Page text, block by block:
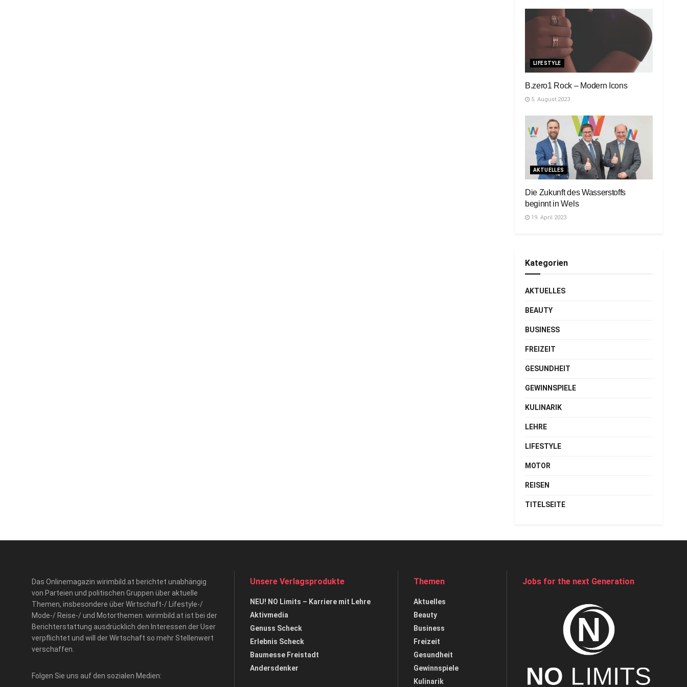
LIFESTYLE
B.zero1 Rock – Modern Icons
5. August 2023
AKTUELLES
Die Zukunft des Wasserstoffs
beginnt in Wels
19. April 2023
Kategorien
AKTUELLES
BEAUTY
BUSINESS
FREIZEIT
GESUNDHEIT
GEWINNSPIELE
KULINARIK
LEHRE
LIFESTYLE
MOTOR
REISEN
TITELSEITE
Das Onlinemagazin wirimbild.at berichtet unabhängig
von Parteien und politischen Gruppen über aktuelle
Themen, insbesondere über Wirtschaft-/ Lifestyle-/
Mode-/ Reise-/ und Motorthemen. wirimbild.at ist bei der
Berichterstattung ausdrücklich den Interessen der User
verpflichtet und will der Wirtschaft so mehr Stellenwert
verschaffen.
Folgen Sie uns auf den sozialen Medien:
Unsere Verlagsprodukte
NEU! NO Limits – Karriere mit Lehre
Aktivmedia
Genuss Scheck
Erlebnis Scheck
Baumesse Freistadt
Andersdenker
Themen
Aktuelles
Beauty
Business
Freizeit
Gesundheit
Gewinnspiele
Kulinarik
Jobs for the next Generation